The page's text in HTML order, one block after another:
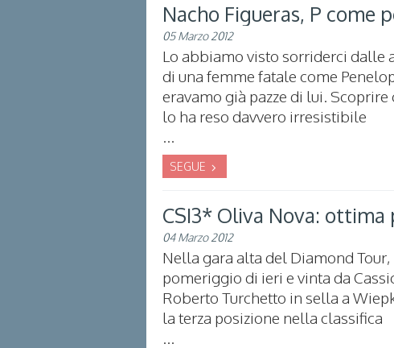
Nacho Figueras, P come
05 Marzo 2012
Lo abbiamo visto sorriderci dalle
di una femme fatale come
eravamo già pazze di lui.
lo ha reso davvero irresistibile
...
SEGUE
CSI3* Oliva Nova:
04 Marzo 2012
Nella gara alta del Diamond
pomeriggio di ieri e vinta da
Roberto Turchetto in sella a
la terza posizione nella classifica
...